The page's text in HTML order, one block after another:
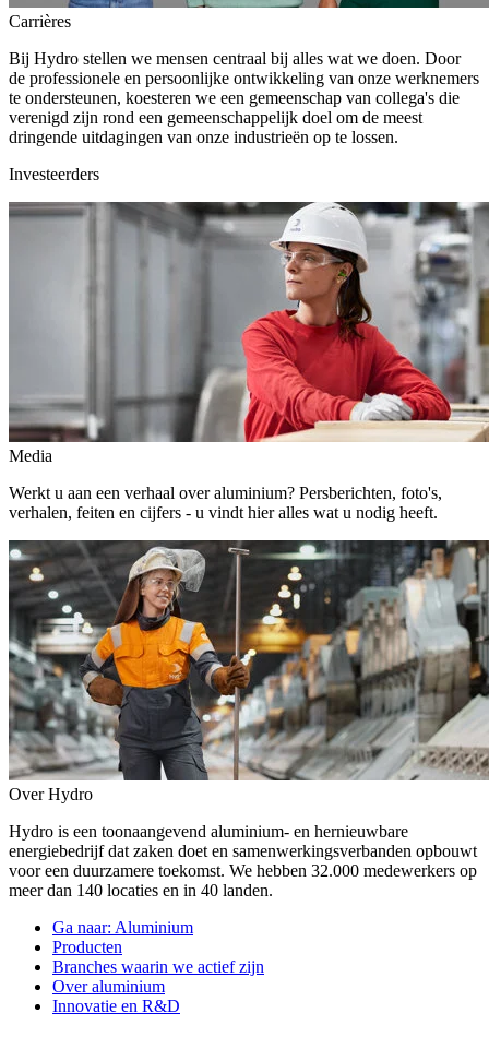
Carrières
Bij Hydro stellen we mensen centraal bij alles wat we doen. Door
de professionele en persoonlijke ontwikkeling van onze werknemers
te ondersteunen, koesteren we een gemeenschap van collega's die
verenigd zijn rond een gemeenschappelijk doel om de meest
dringende uitdagingen van onze industrieën op te lossen.
Investeerders
Media
Werkt u aan een verhaal over aluminium? Persberichten, foto's,
verhalen, feiten en cijfers - u vindt hier alles wat u nodig heeft.
Over Hydro
Hydro is een toonaangevend aluminium- en hernieuwbare
energiebedrijf dat zaken doet en samenwerkingsverbanden opbouwt
voor een duurzamere toekomst. We hebben 32.000 medewerkers op
meer dan 140 locaties en in 40 landen.
Ga naar: Aluminium
Producten
Branches waarin we actief zijn
Over aluminium
Innovatie en R&D